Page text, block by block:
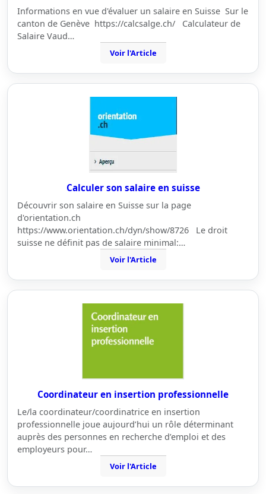
Informations en vue d'évaluer un salaire en Suisse Sur le
canton de Genève https://calcsalge.ch/ Calculateur de
Salaire Vaud…
Voir l'Article
Calculer son salaire en suisse
Découvrir son salaire en Suisse sur la page
d'orientation.ch
https://www.orientation.ch/dyn/show/8726 Le droit
suisse ne définit pas de salaire minimal:…
Voir l'Article
Coordinateur en insertion professionnelle
Le/la coordinateur/coordinatrice en insertion
professionnelle joue aujourd’hui un rôle déterminant
auprès des personnes en recherche d’emploi et des
employeurs pour…
Voir l'Article